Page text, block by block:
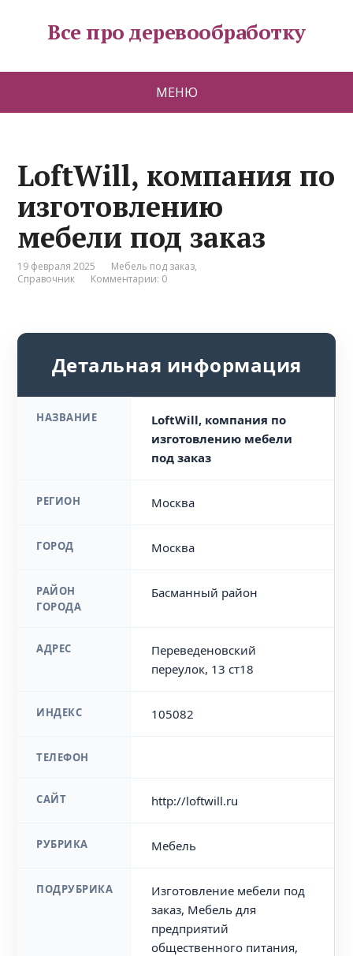
Все про деревообработку
МЕНЮ
LoftWill, компания по
изготовлению
мебели под заказ
19 февраля 2025 Мебель под заказ,
Справочник
Комментарии: 0
Детальная информация
НАЗВАНИЕ
LoftWill, компания по
изготовлению мебели
под заказ
РЕГИОН Москва
ГОРОД Москва
РАЙОН
ГОРОДА
Басманный район
АДРЕС
Переведеновский
переулок, 13 ст18
ИНДЕКС 105082
ТЕЛЕФОН
САЙТ http://loftwill.ru
РУБРИКА Мебель
ПОДРУБРИКА
Изготовление мебели под
заказ, Мебель для
предприятий
общественного питания,